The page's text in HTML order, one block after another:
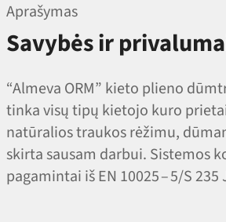
Aprašymas
Savybės ir
“Almeva ORM” kieto plieno
tinka visų tipų kietojo kuro
natūralios traukos rėžimu,
skirta sausam darbui. Sistemos
pagamintai iš EN 10025 – 5/S 235